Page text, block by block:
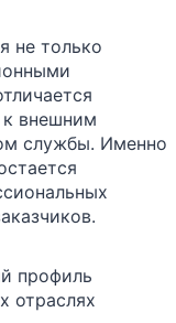
не только
внешним
службы. Именно